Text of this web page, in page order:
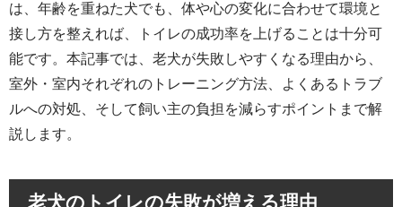
は、年齢を重ねた犬でも、体や心の変化に合わせて環境と
接し方を整えれば、トイレの成功率を上げることは十分可
能です。本記事では、老犬が失敗しやすくなる理由から、
室外・室内それぞれのトレーニング方法、よくあるトラブ
ルへの対処、そして飼い主の負担を減らすポイントまで解
説します。
老犬のトイレの失敗が増える理由